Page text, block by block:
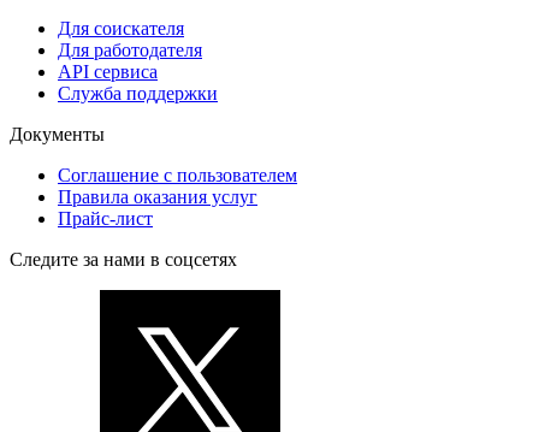
Для соискателя
Для работодателя
API сервиса
Служба поддержки
Документы
Соглашение с пользователем
Правила оказания услуг
Прайс-лист
Следите за нами в соцсетях